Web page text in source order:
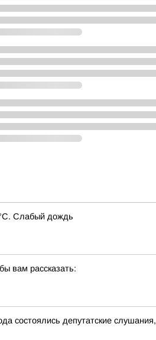
Слабый дождь
вам рассказать:
состоялись депутатские